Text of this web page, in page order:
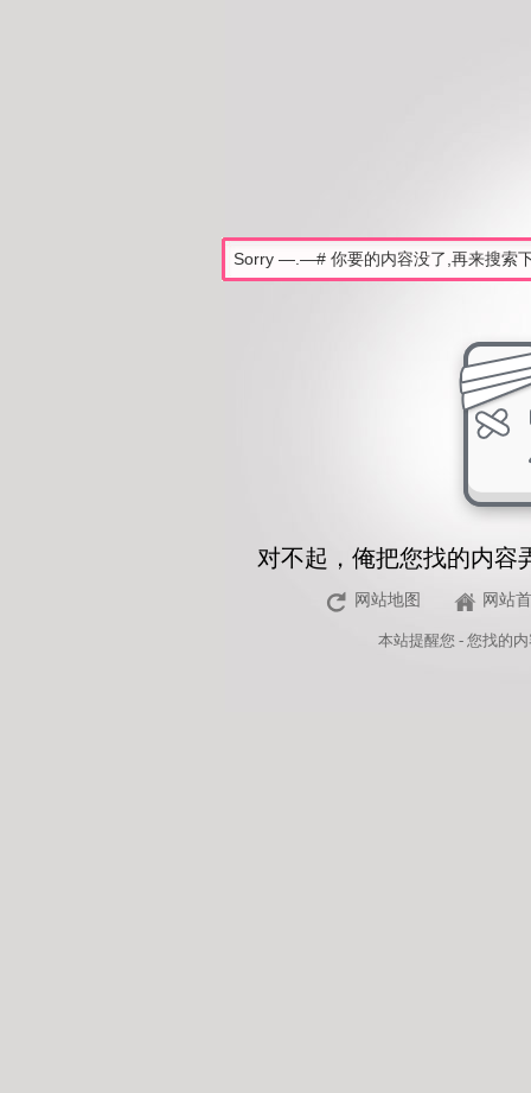
对不起，俺把您找的内容
网站地图 网站
本站提醒您 - 您找的